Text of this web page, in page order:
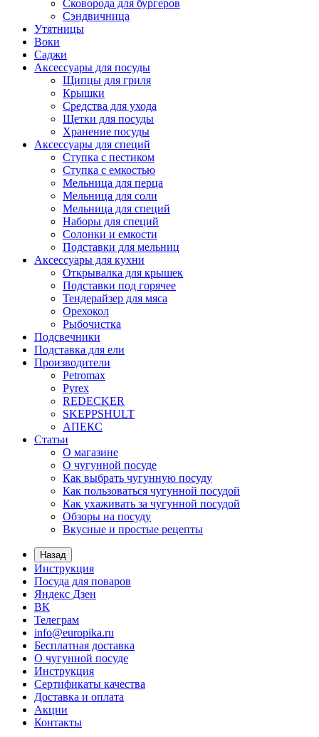
Сковорода для бургеров
Сэндвичница
Утятницы
Bоки
Саджи
Аксессуары для посуды
Щипцы для гриля
Крышки
Средства для ухода
Щетки для посуды
Хранение посуды
Аксессуары для специй
Ступка с пестиком
Ступка с емкостью
Мельница для перца
Мельница для соли
Мельница для специй
Наборы для специй
Солонки и емкости
Подставки для мельниц
Аксессуары для кухни
Открывалка для крышек
Подставки под горячее
Тендерайзер для мяса
Орехокол
Рыбочистка
Подсвечники
Подставка для ели
Производители
Petromax
Pyrex
REDECKER
SKEPPSHULT
АПЕКС
Статьи
О магазине
О чугунной посуде
Как выбрать чугунную посуду
Как пользоваться чугунной посудой
Как ухаживать за чугунной посудой
Обзоры на посуду
Вкусные и простые рецепты
Назад
Инструкция
Посуда для поваров
Яндекс Дзен
ВК
Телеграм
info@europika.ru
Бесплатная доставка
О чугунной посуде
Инструкция
Сертификаты качества
Доставка и оплата
Акции
Контакты